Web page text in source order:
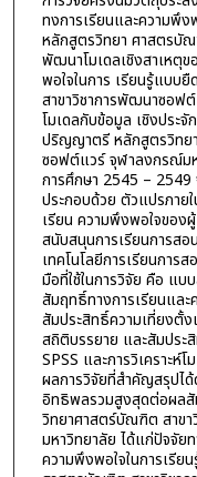
ทงการเรียนและความพึ
หลักสูตรวิทยา ศาสตรบั
พัฒนาโมเดลเชิงสาเหตุ
พอใจในการ เรียนรู้แบ
สาขาวิชาการพัฒนาซอฟ
โมเดลกับข้อมูล เชิงประ
ปริญญาตรี หลักสูตรวิทย
ซอฟต์แวร์ จุฬาลงกรณ์ม
การศึกษา 2545 – 2549
ประกอบด้วย ตัวแปรภา
เรียน ความพึงพอใจขอ
สนับสนุนการเรียนการส
เทคโนโลยีการเรียนการ
มือที่ใช้ในการวิจัย คือ แ
สัมฤทธิ์ทางการเรียนและ
สัมประสิทธิ์ความเที่ยงตั้
สถิติบรรยาย และสัมปร
SPSS และการวิเคราะห์
ผลการวิจัยที่สำคัญสรุปไ
อิทธิพลรวมสูงสุดต่อผลสั
วิทยาศาสตร์บัณฑิต สาข
มหาวิทยาลัย ได้แก่ปัจจั
ความพึงพอใจในการเรี